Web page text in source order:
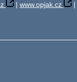
| www.opjak.cz |